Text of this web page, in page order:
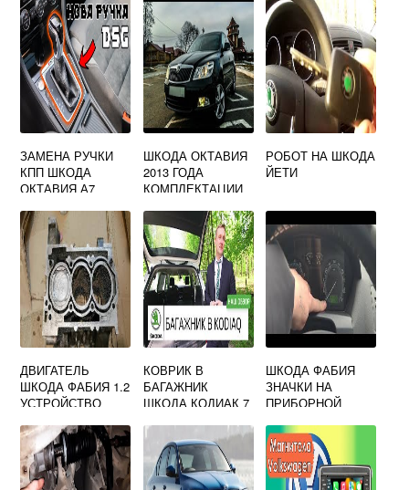
ЗАМЕНА РУЧКИ
КПП ШКОДА
ОКТАВИЯ А7
ШКОДА ОКТАВИЯ
2013 ГОДА
КОМПЛЕКТАЦИИ
РОБОТ НА ШКОДА
ЙЕТИ
ДВИГАТЕЛЬ
ШКОДА ФАБИЯ 1.2
УСТРОЙСТВО
КОВРИК В
БАГАЖНИК
ШКОДА КОДИАК 7
ШКОДА ФАБИЯ
ЗНАЧКИ НА
ПРИБОРНОЙ